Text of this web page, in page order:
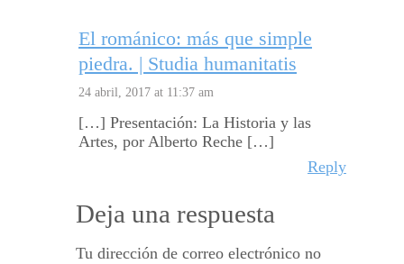
El románico: más que simple
piedra. | Studia humanitatis
24 abril, 2017 at 11:37 am
[…] Presentación: La Historia y las
Artes, por Alberto Reche […]
Reply
Deja una respuesta
Tu dirección de correo electrónico no